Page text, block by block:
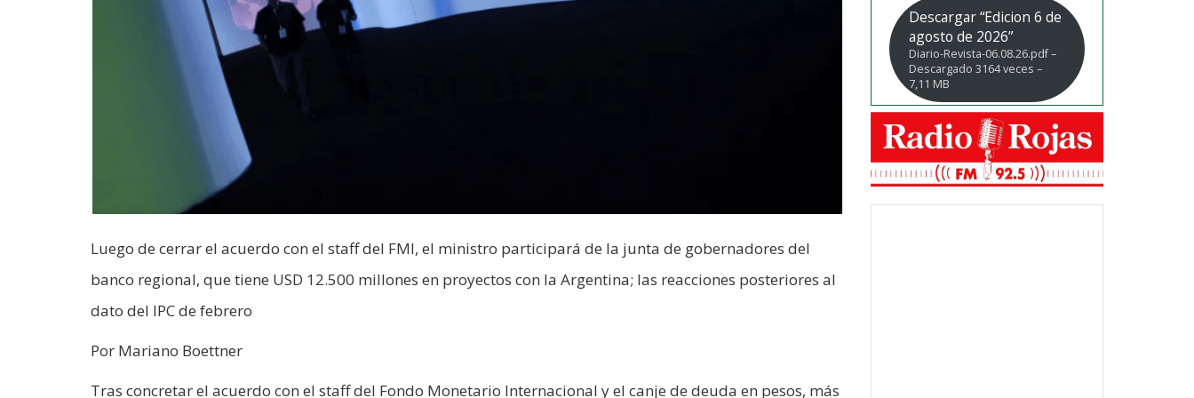
Luego de cerrar el acuerdo con el staff del FMI, el ministro participará de la junta de gobernadores del
banco regional, que tiene USD 12.500 millones en proyectos con la Argentina; las reacciones posteriores al
dato del IPC de febrero
Por Mariano Boettner
Tras concretar el acuerdo con el staff del Fondo Monetario Internacional y el canje de deuda en pesos, más
Descargar “Edicion 6 de
agosto de 2026”
Diario-Revista-06.08.26.pdf –
Descargado 3164 veces –
7,11 MB